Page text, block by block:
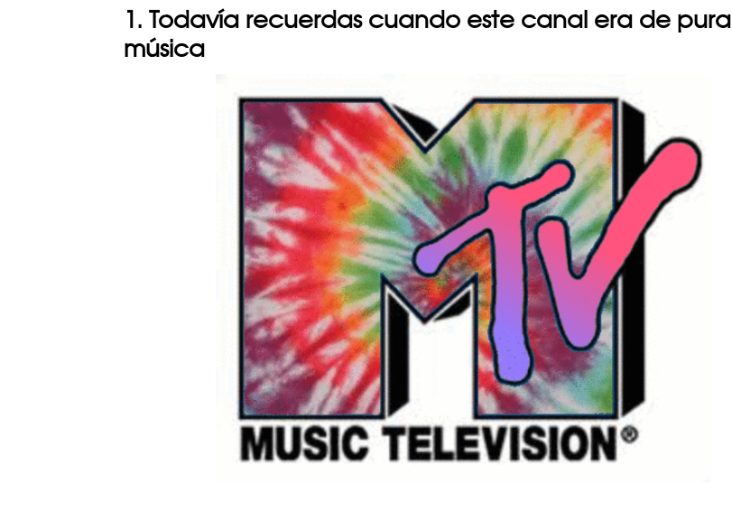
1. Todavía recuerdas cuando este canal era de pura
música